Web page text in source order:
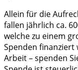
Allein für die
fallen jährlich ca.
welche zu einem
Spenden finanziert
Arbeit – spenden